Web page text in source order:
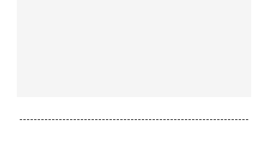
----------------------------------------------------------------